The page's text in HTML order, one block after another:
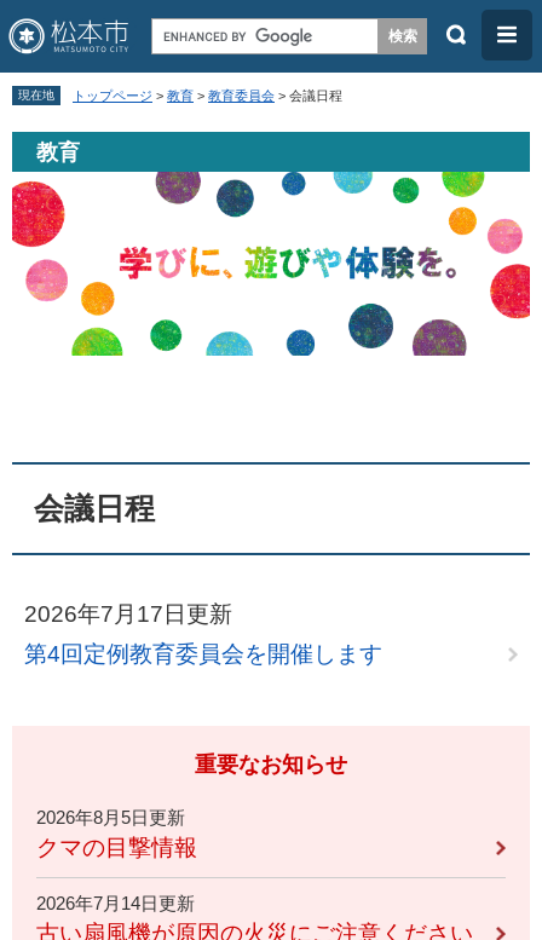
ペ
の
先
メ
ー
を
へ
検
メ
ニ
ー
現在地 トップページ > 教育 > 教育委員会 > 会議日程
教育
会議日程
2026年7月17日更新
第4回定例教育委員会を開催します
重要なお知らせ
2026年8月5日更新
クマの目撃情報
2026年7月14日更新
古い扇風機が原因の火災にご注意ください